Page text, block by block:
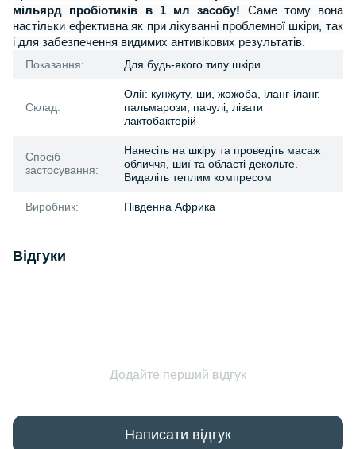
мільярд пробіотиків в 1 мл засобу! Саме тому вона
настільки ефективна як при лікуванні проблемної шкіри, так
і для забезпечення видимих антивікових результатів.
Показання:
Для будь-якого типу шкіри
Склад:
Олії: кунжуту, ши, жожоба, іланг-іланг,
пальмарози, пачулі, лізати
лактобактерій
Спосіб
застосування:
Нанесіть на шкіру та проведіть масаж
обличчя, шиї та області декольте.
Видаліть теплим компресом
Виробник: Південна Африка
Відгуки
Додайте перший відгук
Написати відгук